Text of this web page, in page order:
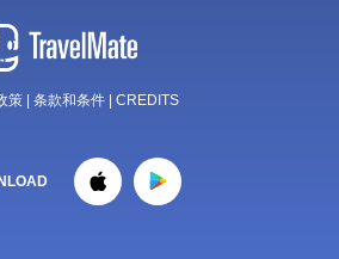
策| 条款和条件 CREDITS